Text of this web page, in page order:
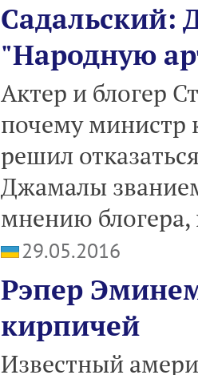
Садальский:
"Народную
Актер и блогер
почему министр
решил
Джамалы
мнению блогера,
29.05.2016
Рэпер
кирпичей
Известный